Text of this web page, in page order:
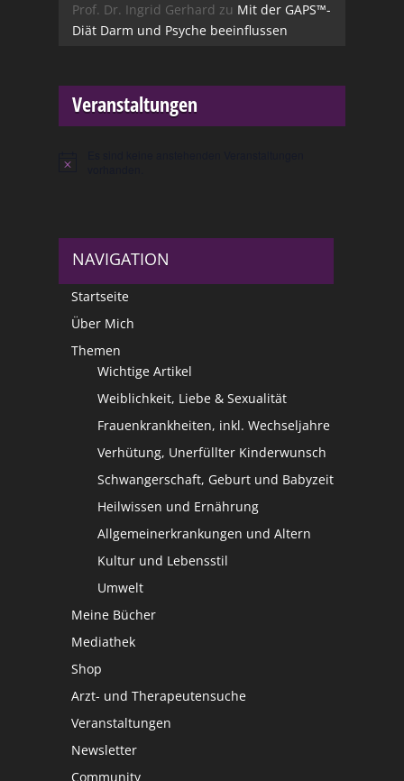
Prof. Dr. Ingrid Gerhard zu Mit der GAPS™-
Diät Darm und Psyche beeinflussen
Veranstaltungen
Hinweis
NAVIGATION
Startseite
Über Mich
Themen
Wichtige Artikel
Weiblichkeit, Liebe & Sexualität
Frauenkrankheiten, inkl. Wechseljahre
Verhütung, Unerfüllter Kinderwunsch
Schwangerschaft, Geburt und Babyzeit
Heilwissen und Ernährung
Allgemeinerkrankungen und Altern
Kultur und Lebensstil
Umwelt
Meine Bücher
Mediathek
Shop
Arzt- und Therapeutensuche
Veranstaltungen
Newsletter
Community